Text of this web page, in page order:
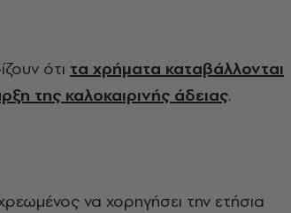
ότι τα χρήματα καταβάλλονται
της καλοκαιρινής άδειας.
να χορηγήσει την ετήσια